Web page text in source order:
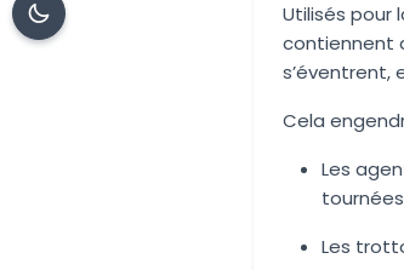
Utilisés pour
contiennent
s’éventrent,
Cela
Les
Les